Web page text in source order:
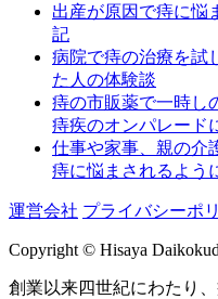
出産が原因で痔に悩
記
病院で痔の治療を試
た人の体験談
痔の市販薬で一時し
痔疾のオンパレード
仕事や家事、親の介
痔に悩まされるよう
運営会社 プライバシーポ
Copyright © Hisaya
創業以来四世紀にわたり